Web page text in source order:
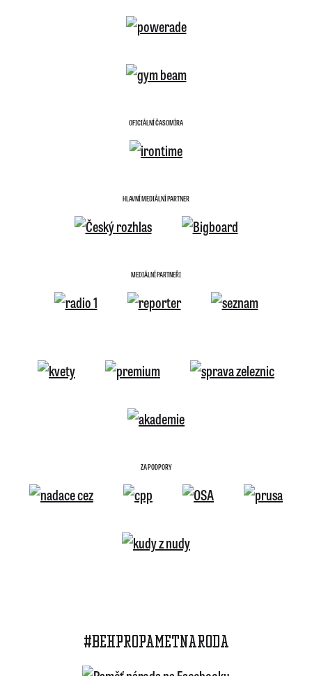
OFICIÁLNÍ ČASOMÍRA
HLAVNÍ MEDIÁLNÍ PARTNER
MEDIÁLNÍ PARTNEŘI
ZA PODPORY
#BEHPROPAMETNARODA